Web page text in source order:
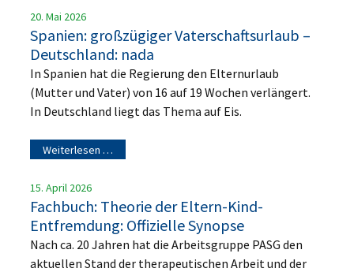
20. Mai 2026
Spanien: großzügiger Vaterschaftsurlaub –
Deutschland: nada
In Spanien hat die Regierung den Elternurlaub
(Mutter und Vater) von 16 auf 19 Wochen verlängert.
In Deutschland liegt das Thema auf Eis.
Weiterlesen …
15. April 2026
Fachbuch: Theorie der Eltern-Kind-
Entfremdung: Offizielle Synopse
Nach ca. 20 Jahren hat die Arbeitsgruppe PASG den
aktuellen Stand der therapeutischen Arbeit und der